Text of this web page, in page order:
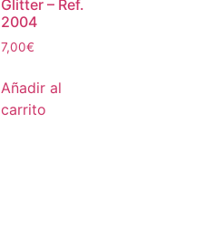
Glitter – Ref.
2004
7,00€
Añadir al
carrito